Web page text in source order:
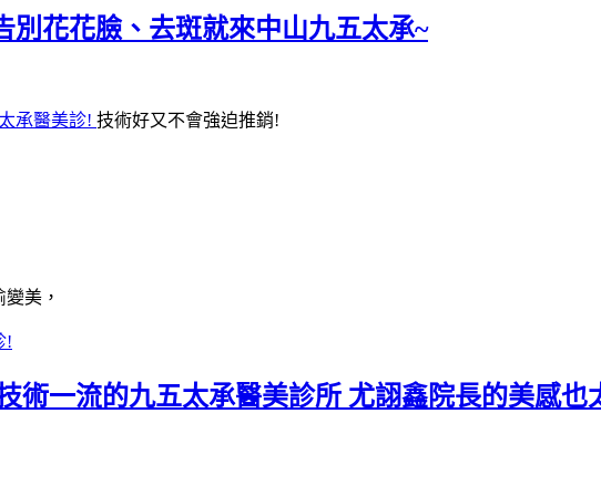
別花花臉、去斑就來中山九五太承~
承醫美診! 技術好又不會強迫推銷!
美，
!
術一流的九五太承醫美診所 尤詡鑫院長的美感也